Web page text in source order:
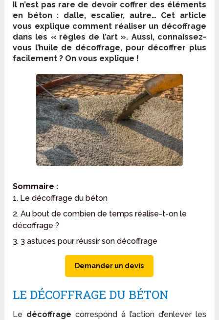
Il n’est pas rare de devoir coffrer des éléments
en béton : dalle, escalier, autre… Cet article
vous explique comment réaliser un décoffrage
dans les « règles de l’art ». Aussi, connaissez-
vous l’huile de décoffrage, pour décoffrer plus
facilement ? On vous explique !
Sommaire :
1. Le décoffrage du béton
2. Au bout de combien de temps réalise-t-on le
décoffrage ?
3. 3 astuces pour réussir son décoffrage
Demander un devis
LE DÉCOFFRAGE DU BÉTON
Le décoffrage correspond à l’action d’enlever les